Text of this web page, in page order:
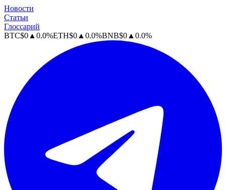
Новости
Статьи
Глоссарий
BTC$0 ▲ 0.0%ETH$0 ▲ 0.0%BNB$0 ▲ 0.0%